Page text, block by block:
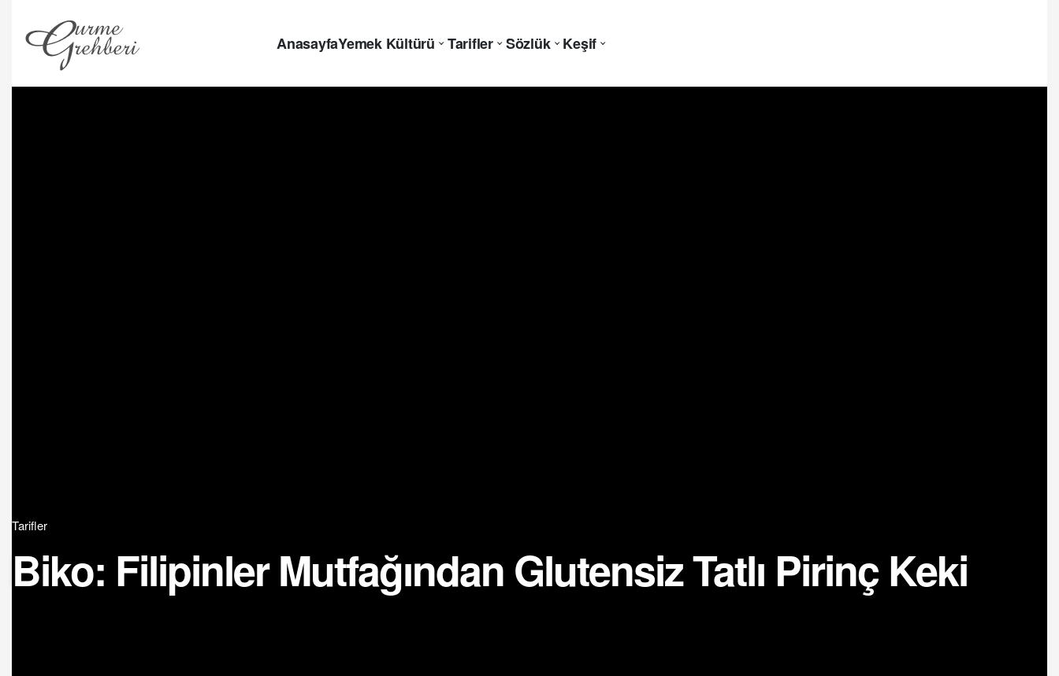
AnasayfaYemek Kültürü Tarifler Sözlük Keşif
Tarifler
Biko: Filipinler Mutfağından Glutensiz Tatlı Pirinç Keki